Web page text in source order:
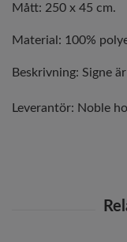
Mått: 250 x 45 cm.
Material: 100%
Beskrivning: Signe
Leverantör: Noble